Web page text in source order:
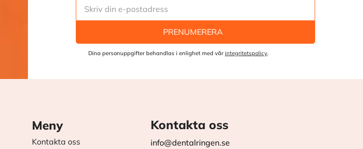
PRENUMERERA
Dina personuppgifter behandlas i enlighet med vår integritetspolicy.
Meny
Kontakta oss
Kontakta oss
info@dentalringen.se